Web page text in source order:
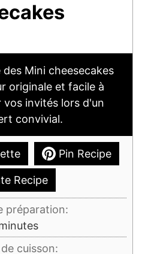
Mini cheesecakes
originale et facile à
invités lors d'un
convivial.
Pin Recipe
Recipe
préparation:
cuisson: